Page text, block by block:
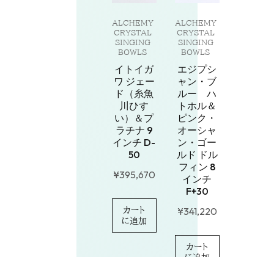
ALCHEMY
CRYSTAL
SINGING
BOWLS
イトイガ
ワ ジェー
ド（糸魚
川ひす
い）＆プ
ラチナ 9
インチ D-
50
¥395,670
カート
に追加
ALCHEMY
CRYSTAL
SINGING
BOWLS
エジプシ
ャン・ブ
ルー ハ
トホル＆
ピンク・
オーシャ
ン・ゴー
ルド ドル
フィン 8
インチ
F+30
¥341,220
カート